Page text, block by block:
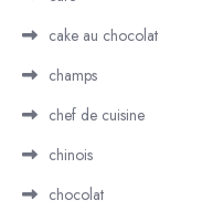
cake au chocolat
champs
chef de cuisine
chinois
chocolat